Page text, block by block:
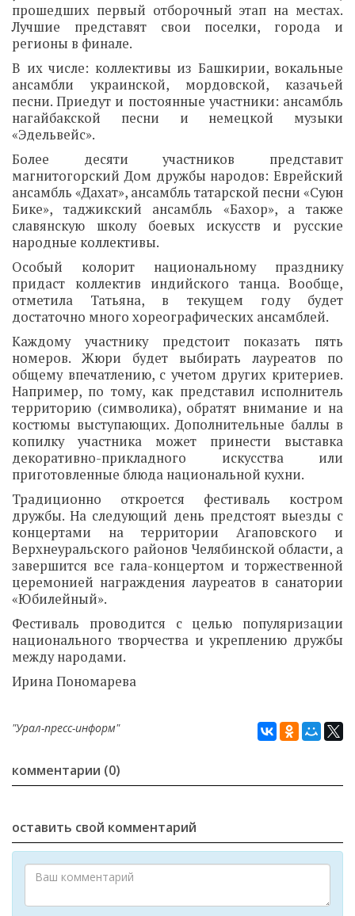
прошедших первый отборочный этап на местах.
Лучшие представят свои поселки, города и
регионы в финале.
В их числе: коллективы из Башкирии, вокальные
ансамбли украинской, мордовской, казачьей
песни. Приедут и постоянные участники: ансамбль
нагайбакской песни и немецкой музыки
«Эдельвейс».
Более десяти участников представит
магнитогорский Дом дружбы народов: Еврейский
ансамбль «Дахат», ансамбль татарской песни «Суюн
Бике», таджикский ансамбль «Бахор», а также
славянскую школу боевых искусств и русские
народные коллективы.
Особый колорит национальному празднику
придаст коллектив индийского танца. Вообще,
отметила Татьяна, в текущем году будет
достаточно много хореографических ансамблей.
Каждому участнику предстоит показать пять
номеров. Жюри будет выбирать лауреатов по
общему впечатлению, с учетом других критериев.
Например, по тому, как представил исполнитель
территорию (символика), обратят внимание и на
костюмы выступающих. Дополнительные баллы в
копилку участника может принести выставка
декоративно-прикладного искусства или
приготовленные блюда национальной кухни.
Традиционно откроется фестиваль костром
дружбы. На следующий день предстоят выезды с
концертами на территории Агаповского и
Верхнеуральского районов Челябинской области, а
завершится все гала-концертом и торжественной
церемонией награждения лауреатов в санатории
«Юбилейный».
Фестиваль проводится с целью популяризации
национального творчества и укреплению дружбы
между народами.
Ирина Пономарева
"Урал-пресс-информ"
комментарии (0)
оставить свой комментарий